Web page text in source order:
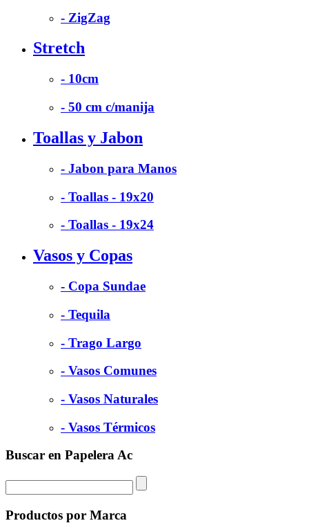
- ZigZag
Stretch
- 10cm
- 50 cm c/manija
Toallas y Jabon
- Jabon para Manos
- Toallas - 19x20
- Toallas - 19x24
Vasos y Copas
- Copa Sundae
- Tequila
- Trago Largo
- Vasos Comunes
- Vasos Naturales
- Vasos Térmicos
Buscar en Papelera Ac
Productos por Marca